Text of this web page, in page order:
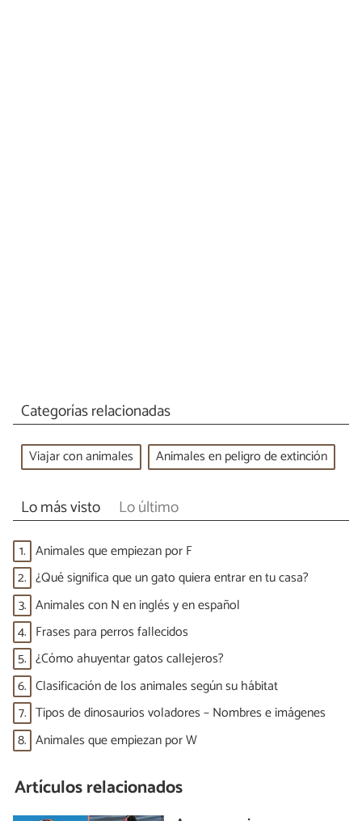
Categorías relacionadas
Viajar con animales Animales en peligro de extinción
Lo más visto Lo último
1. Animales que empiezan por F
2. ¿Qué significa que un gato quiera entrar en tu casa?
3. Animales con N en inglés y en español
4. Frases para perros fallecidos
5. ¿Cómo ahuyentar gatos callejeros?
6. Clasificación de los animales según su hábitat
7. Tipos de dinosaurios voladores – Nombres e imágenes
8. Animales que empiezan por W
Artículos relacionados